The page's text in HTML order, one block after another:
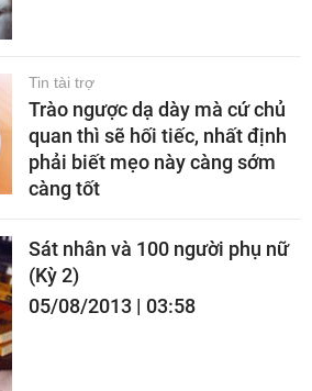
Tin tài trợ
Trào ngược dạ dày mà cứ chủ
quan thì sẽ hối tiếc, nhất định
phải biết mẹo này càng sớm
càng tốt
Sát nhân và 100 người phụ nữ
(Kỳ 2)
05/08/2013 | 03:58